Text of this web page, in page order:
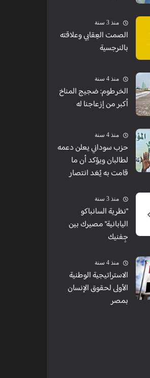
منذ 3 سنة
الصمت العِقابي وعلاقته
بالنرجسية
منذ 4 سنة
الخرطوم: ضجيج المناخ
أكبر من إزعاجنا له
منذ 4 سنة
حزب سوداني يعلن دعمه
لطالبان ويؤكد أن ما
قامت به يُعَد انتصار
منذ 3 سنة
"نظرية السانباكو
اليابانية" مصيرك بين
جِفنيك
منذ 4 سنة
الاستراتيجية الوطنية
الأولى لحقوق الإنسان
بمصر